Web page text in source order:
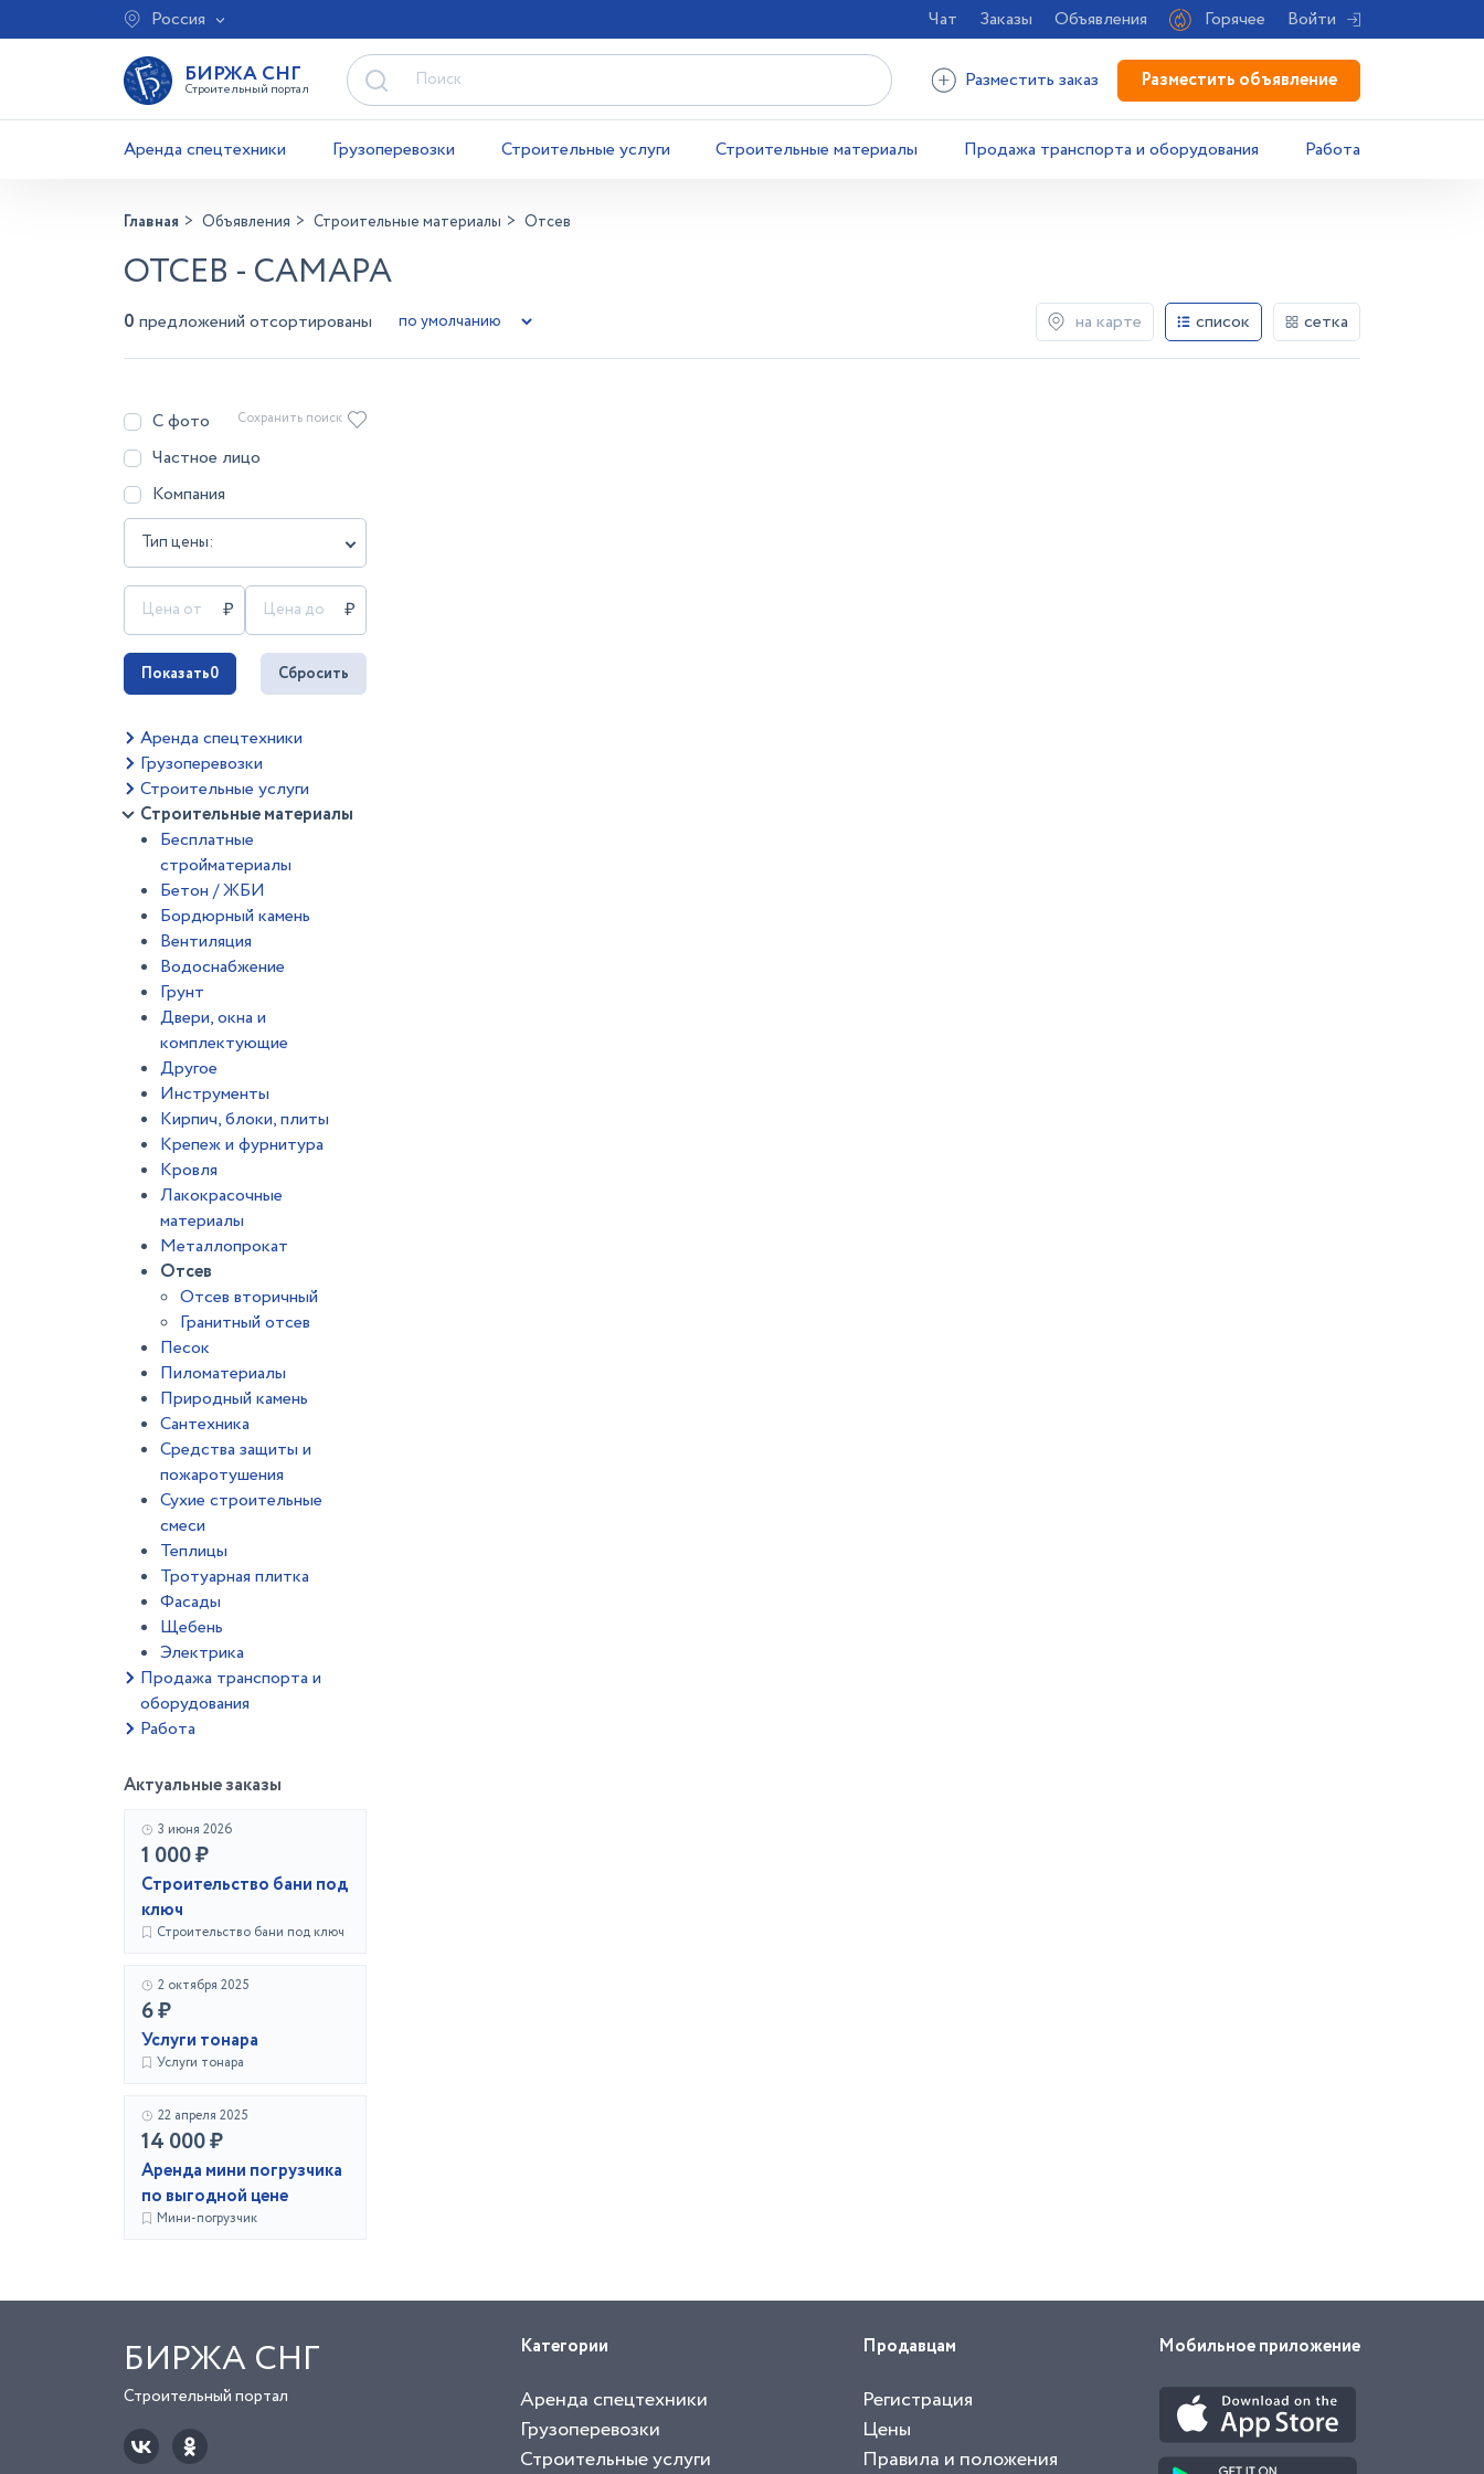
Россия Чат Заказы Объявления Горячее Войти
БИРЖА СНГ
Строительный портал Разместить заказ Разместить объявление
Аренда спецтехники Грузоперевозки Строительные услуги Строительные материалы Продажа транспорта и оборудования Работа
Главная Объявления Строительные материалы Отсев
ОТСЕВ - САМАРА
0 предложений отсортированы на карте список сетка
С фото
Частное лицо
Компания
Тип цены:
Сохранить поиск
Показать0 Сбросить
Аренда спецтехники
Грузоперевозки
Строительные услуги
Строительные материалы
Бесплатные
стройматериалы
Бетон / ЖБИ
Бордюрный камень
Вентиляция
Водоснабжение
Грунт
Двери, окна и
комплектующие
Другое
Инструменты
Кирпич, блоки, плиты
Крепеж и фурнитура
Кровля
Лакокрасочные
материалы
Металлопрокат
Отсев
Отсев вторичный
Гранитный отсев
Песок
Пиломатериалы
Природный камень
Сантехника
Средства защиты и
пожаротушения
Сухие строительные
смеси
Теплицы
Тротуарная плитка
Фасады
Щебень
Электрика
Продажа транспорта и
оборудования
Работа
Актуальные заказы
3 июня 2026
1 000 ₽
Строительство бани под
ключ
Строительство бани под ключ
2 октября 2025
6 ₽
Услуги тонара
Услуги тонара
22 апреля 2025
14 000 ₽
Аренда мини погрузчика
по выгодной цене
Мини-погрузчик
БИРЖА СНГ
Строительный портал
Категории
Аренда спецтехники
Грузоперевозки
Строительные услуги
Продавцам
Регистрация
Цены
Правила и положения
Мобильное приложение